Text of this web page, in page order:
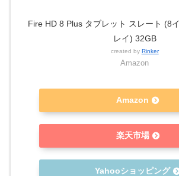
Fire HD 8 Plus タブレット スレート (8
レイ) 32GB
created by Rinker
Amazon
Amazon
楽天市場
Yahooショッピング